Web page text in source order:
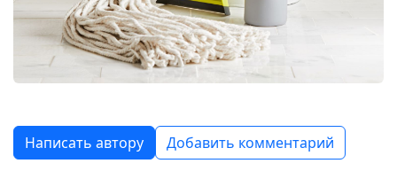
Написать автору Добавить комментарий